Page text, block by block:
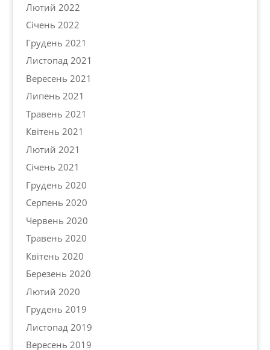
Лютий 2022
Січень 2022
Грудень 2021
Листопад 2021
Вересень 2021
Липень 2021
Травень 2021
Квітень 2021
Лютий 2021
Січень 2021
Грудень 2020
Серпень 2020
Червень 2020
Травень 2020
Квітень 2020
Березень 2020
Лютий 2020
Грудень 2019
Листопад 2019
Вересень 2019